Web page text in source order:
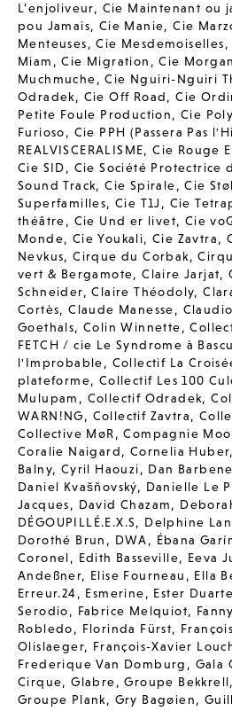
L’enjoliveur, Cie Maintenant ou
pou Jamais, Cie Manie,Cie
Menteuses,Cie Mesdemoiselles
Miam ,Cie Migration ,Cie
Muchmuche,Cie Nguiri-Nguiri
Odradek, Cie Off Road,Cie
Petite Foule Production,Cie
Furioso, Cie PPH (Passera Pas
REALVISCERALISME,Cie Rouge
Cie SID, Cie Société Protectrice
Sound Track,Cie Spirale,Cie
Superfamilles,Cie T1J , Cie
théâtre, Cie Und er livet, Cie
Monde, Cie Youkali,Cie Zavtra,
Nevkus,Cirque du Corbak,
vert & Bergamote,Claire Jarjat,
Schneider,Claire Théodoly,
Cortès,Claude Manesse,
Goethals,Colin Winnette,
FETCH / cie Le Syndrome à
l'Improbable, Collectif La
plateforme, Collectif Les 100
Mulupam , Collectif Odradek,
WARN!NG, Collectif Zavtra,
Collective MøR,Compagnie
Coralie Naigard, Cornelia Huber
Balny, Cyril Haouzi, Dan
Daniel Kvašňovský, Danielle Le
Jacques, David Chazam,
DÉGOUPILLÉ.E.X.S, Delphine
Dorothé Brun , DWA, Ébana
Coronel, Edith Basseville, Eeva
Andeßner, Elise Fourneau , Ella
Erreur.24, Esmerine, Ester Duarte
Serodio, Fabrice Melquiot,
Robledo, Florinda Fürst,
Olislaeger, François-Xavier
Frederique Van Domburg , Gala
Cirque,Glabre,Groupe Bekkrell
Groupe Plank, Gry Bagøien,